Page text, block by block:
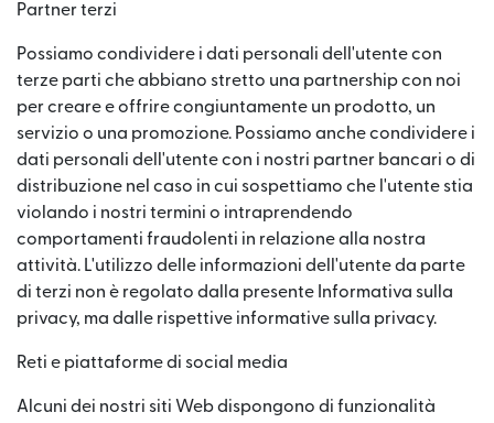
Partner terzi
Possiamo condividere i dati personali dell'utente con
terze parti che abbiano stretto una partnership con noi
per creare e offrire congiuntamente un prodotto, un
servizio o una promozione. Possiamo anche condividere i
dati personali dell'utente con i nostri partner bancari o di
distribuzione nel caso in cui sospettiamo che l'utente stia
violando i nostri termini o intraprendendo
comportamenti fraudolenti in relazione alla nostra
attività. L'utilizzo delle informazioni dell'utente da parte
di terzi non è regolato dalla presente Informativa sulla
privacy, ma dalle rispettive informative sulla privacy.
Reti e piattaforme di social media
Alcuni dei nostri siti Web dispongono di funzionalità